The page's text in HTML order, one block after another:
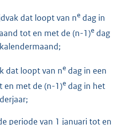
dat loopt van ne dag in
tot en met de (n-1)e dag
dat loopt van ne dag in een
en met de (n-1)e dag in het
periode van 1 januari tot en